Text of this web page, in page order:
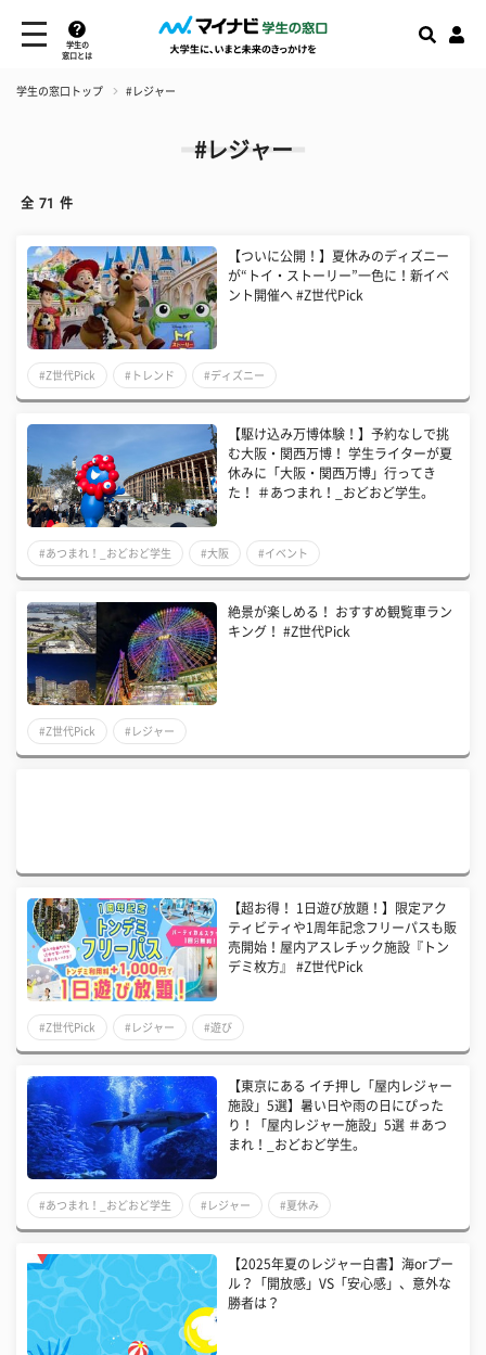
学生の
窓口とは
学生の窓口トップ #レジャー
#レジャー
全 71 件
【ついに公開！】夏休みのディズニー
が“トイ・ストーリー”一色に！新イベ
ント開催へ #Z世代Pick
#Z世代Pick #トレンド #ディズニー
【駆け込み万博体験！】予約なしで挑
む大阪・関西万博！ 学生ライターが夏
休みに「大阪・関西万博」行ってき
た！ ＃あつまれ！_おどおど学生。
#あつまれ！_おどおど学生 #大阪 #イベント
絶景が楽しめる！ おすすめ観覧車ラン
キング！ #Z世代Pick
#Z世代Pick #レジャー
【超お得！ 1日遊び放題！】限定アク
ティビティや1周年記念フリーパスも販
売開始！屋内アスレチック施設『トン
デミ枚方』 #Z世代Pick
#Z世代Pick #レジャー #遊び
【東京にある イチ押し「屋内レジャー
施設」5選】暑い日や雨の日にぴった
り！「屋内レジャー施設」5選 ＃あつ
まれ！_おどおど学生。
#あつまれ！_おどおど学生 #レジャー #夏休み
【2025年夏のレジャー白書】海orプー
ル？「開放感」VS「安心感」、意外な
勝者は？